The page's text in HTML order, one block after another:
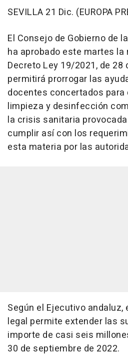
SEVILLA 21 Dic. (EUROPA
El Consejo de Gobierno de
ha aprobado este martes
Decreto Ley 19/2021, de 28
permitirá prorrogar las
docentes concertados para
limpieza y desinfección
la crisis sanitaria
cumplir así con los
esta materia por las
Según el Ejecutivo
legal permite extender las
importe de casi seis
30 de septiembre de 2022.